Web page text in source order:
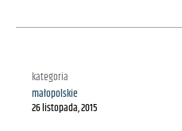
kategoria
małopolskie
26 listopada, 2015